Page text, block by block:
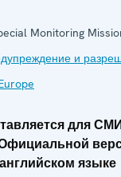
Monitoring
и
для
языке